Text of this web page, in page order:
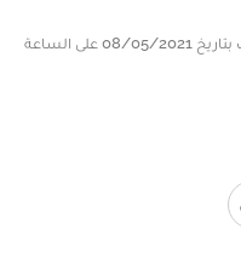
في 08/05/2021 على الساعة 18:58, تحديث بتاريخ 08/05/2021 على الساعة